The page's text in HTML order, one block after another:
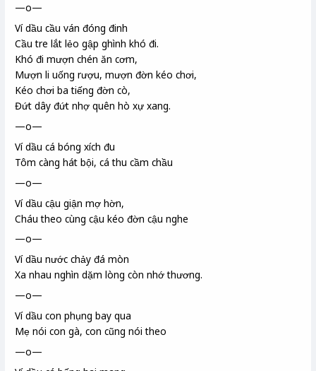
—o—
Ví dầu cầu ván đóng đinh
Cầu tre lắt lẻo gập ghình khó đi.
Khó đi mượn chén ăn cơm,
Mượn li uống rượu, mượn đờn kéo chơi,
Kéo chơi ba tiếng đờn cò,
Đứt dây đứt nhợ quên hò xự xang.
—o—
Ví dầu cá bóng xích đu
Tôm càng hát bội, cá thu cầm chầu
—o—
Ví dầu cậu giận mợ hờn,
Cháu theo cùng cậu kéo đờn cậu nghe
—o—
Ví dầu nước chảy đá mòn
Xa nhau nghìn dặm lòng còn nhớ thương.
—o—
Ví dầu con phụng bay qua
Mẹ nói con gà, con cũng nói theo
—o—